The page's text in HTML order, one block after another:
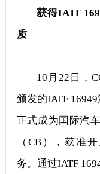
获得IATF
质
10月22日，
颁发的IATF
正式成为国际汽
（CB），获准
务。通过IATF